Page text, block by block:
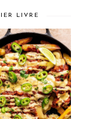
LIVRE